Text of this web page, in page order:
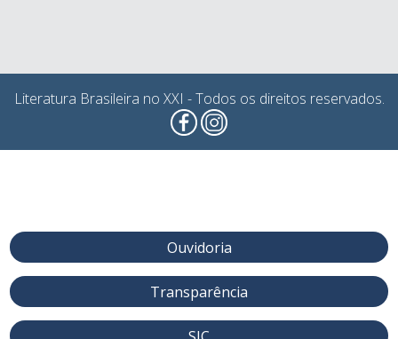
Literatura Brasileira no XXI - Todos os direitos reservados.
Ouvidoria
Transparência